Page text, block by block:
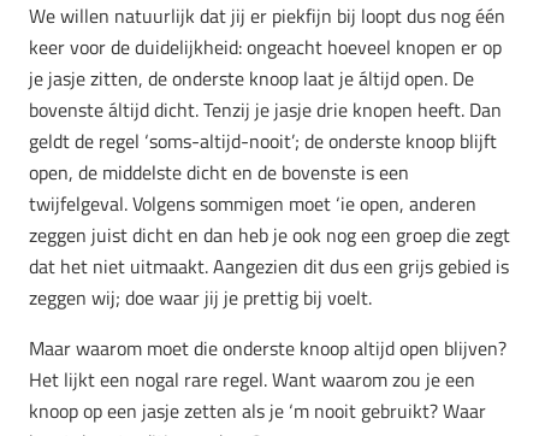
We willen natuurlijk dat jij er piekfijn bij loopt dus nog één
keer voor de duidelijkheid: ongeacht hoeveel knopen er op
je jasje zitten, de onderste knoop laat je áltijd open. De
bovenste áltijd dicht. Tenzij je jasje drie knopen heeft. Dan
geldt de regel ‘soms-altijd-nooit’; de onderste knoop blijft
open, de middelste dicht en de bovenste is een
twijfelgeval. Volgens sommigen moet ‘ie open, anderen
zeggen juist dicht en dan heb je ook nog een groep die zegt
dat het niet uitmaakt. Aangezien dit dus een grijs gebied is
zeggen wij; doe waar jij je prettig bij voelt.
Maar waarom moet die onderste knoop altijd open blijven?
Het lijkt een nogal rare regel. Want waarom zou je een
knoop op een jasje zetten als je ‘m nooit gebruikt? Waar